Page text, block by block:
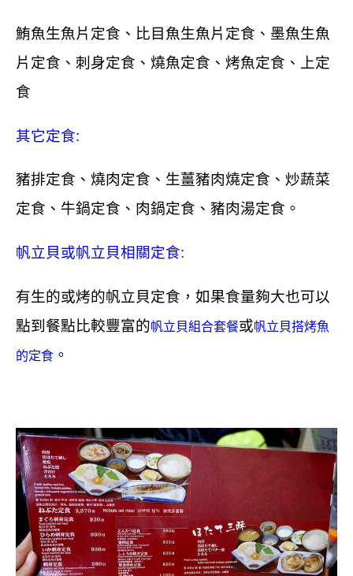
鮪魚生魚片定食、比目魚生魚片定食、墨魚生魚
片定食、刺身定食、燒魚定食、烤魚定食、上定
食
其它定食:
豬排定食、燒肉定食、生薑豬肉燒定食、炒蔬菜
定食、牛鍋定食、肉鍋定食、豬肉湯定食。
帆立貝或帆立貝相關定食:
有生的或烤的帆立貝定食，如果食量夠大也可以
點到餐點比較豐富的帆立貝組合套餐或帆立貝搭烤魚
的定食 。